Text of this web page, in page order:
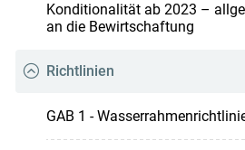
Konditionalität ab 2023 –
an die Bewirtschaftung
Richtlinien
GAB 1 -